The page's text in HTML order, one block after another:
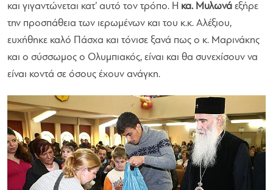
και γιγαντώνεται κατ’ αυτό τον τρόπο. Η κα. Μυλωνά εξήρε
την προσπάθεια των ιερωμένων και του κ.κ. Αλέξιου,
ευχήθηκε καλό Πάσχα και τόνισε ξανά πως ο κ. Μαρινάκης
και ο σύσσωμος ο Ολυμπιακός, είναι και θα συνεχίσουν να
είναι κοντά σε όσους έχουν ανάγκη.